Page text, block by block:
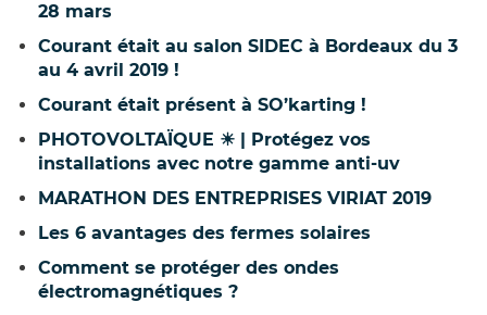
28 mars
Courant était au salon SIDEC à Bordeaux du 3
au 4 avril 2019 !
Courant était présent à SO’karting !
PHOTOVOLTAÏQUE ☀ | Protégez vos
installations avec notre gamme anti-uv
MARATHON DES ENTREPRISES VIRIAT 2019
Les 6 avantages des fermes solaires
Comment se protéger des ondes
électromagnétiques ?